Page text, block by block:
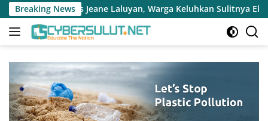
Langsung
ke
konten
Breaking News
Warga Keluhkan Sulitnya Ekonomi dan Akses Pasar UMKM